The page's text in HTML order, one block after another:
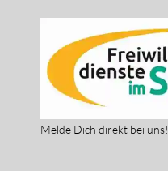
Melde Dich direkt bei uns!